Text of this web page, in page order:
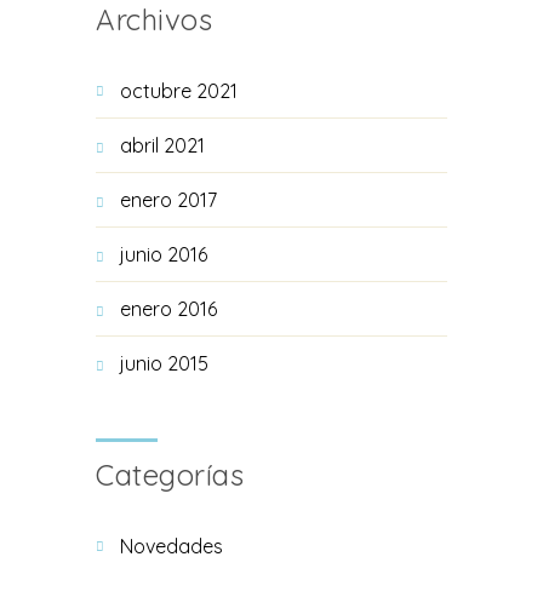
Archivos
octubre 2021
abril 2021
enero 2017
junio 2016
enero 2016
junio 2015
Categorías
Novedades